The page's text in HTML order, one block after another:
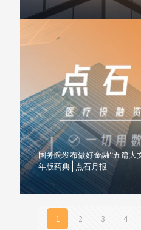
国务院发布做好金融“五篇大
年版药典 | 点石月报
1 2 3 4